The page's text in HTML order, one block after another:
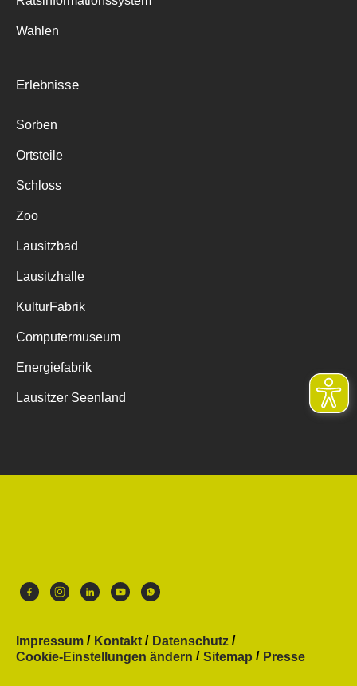
Wahlen
Erlebnisse
Sorben
Ortsteile
Schloss
Zoo
Lausitzbad
Lausitzhalle
KulturFabrik
Computermuseum
Energiefabrik
Lausitzer Seenland
Impressum Kontakt
Datenschutz
Cookie-Einstellungen ändern
Sitemap Presse